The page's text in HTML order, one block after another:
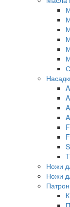
Ножи
Ножи